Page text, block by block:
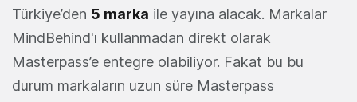
Türkiye’den 5 marka ile yayına alacak. Markalar
MindBehind'ı kullanmadan direkt olarak
Masterpass’e entegre olabiliyor. Fakat bu bu
durum markaların uzun süre Masterpass